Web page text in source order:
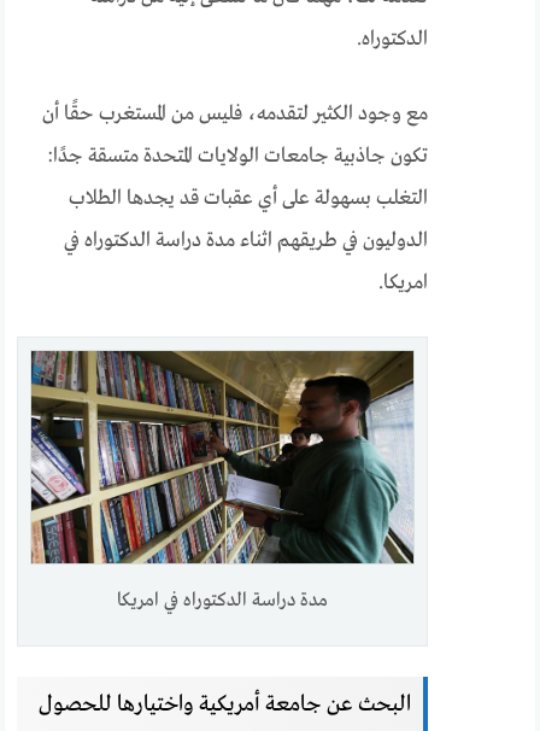
الدكتوراه.
مع وجود الكثير لتقدمه، فليس من المستغرب حقًا أن
تكون جاذبية جامعات الولايات المتحدة متسقة جدًا:
التغلب بسهولة على أي عقبات قد يجدها الطلاب
الدوليون في طريقهم اثناء مدة دراسة الدكتوراه في
امريكا.
مدة دراسة الدكتوراه في امريكا
البحث عن جامعة أمريكية واختيارها للحصول